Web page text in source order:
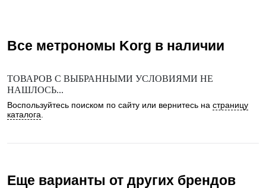
Все метрономы Korg в наличии
ТОВАРОВ С ВЫБРАННЫМИ УСЛОВИЯМИ НЕ
НАШЛОСЬ...
Воспользуйтесь поиском по сайту или вернитесь на страницу
каталога
Еще варианты от других брендов